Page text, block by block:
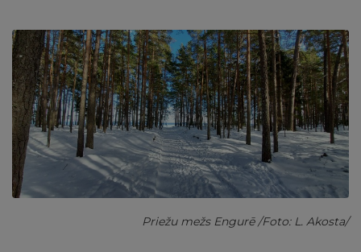
Priežu mežs Engurē /Foto: L. Akosta/